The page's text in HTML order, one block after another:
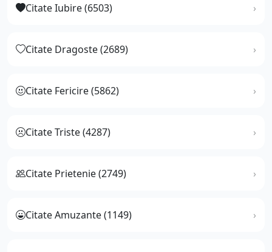
Citate Iubire (6503)
Citate Dragoste (2689)
Citate Fericire (5862)
Citate Triste (4287)
Citate Prietenie (2749)
Citate Amuzante (1149)